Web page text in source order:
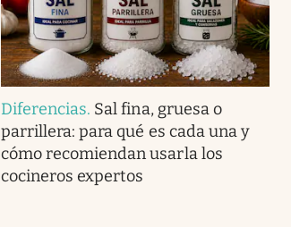
Diferencias. Sal fina, gruesa o
parrillera: para qué es cada una y
cómo recomiendan usarla los
cocineros expertos